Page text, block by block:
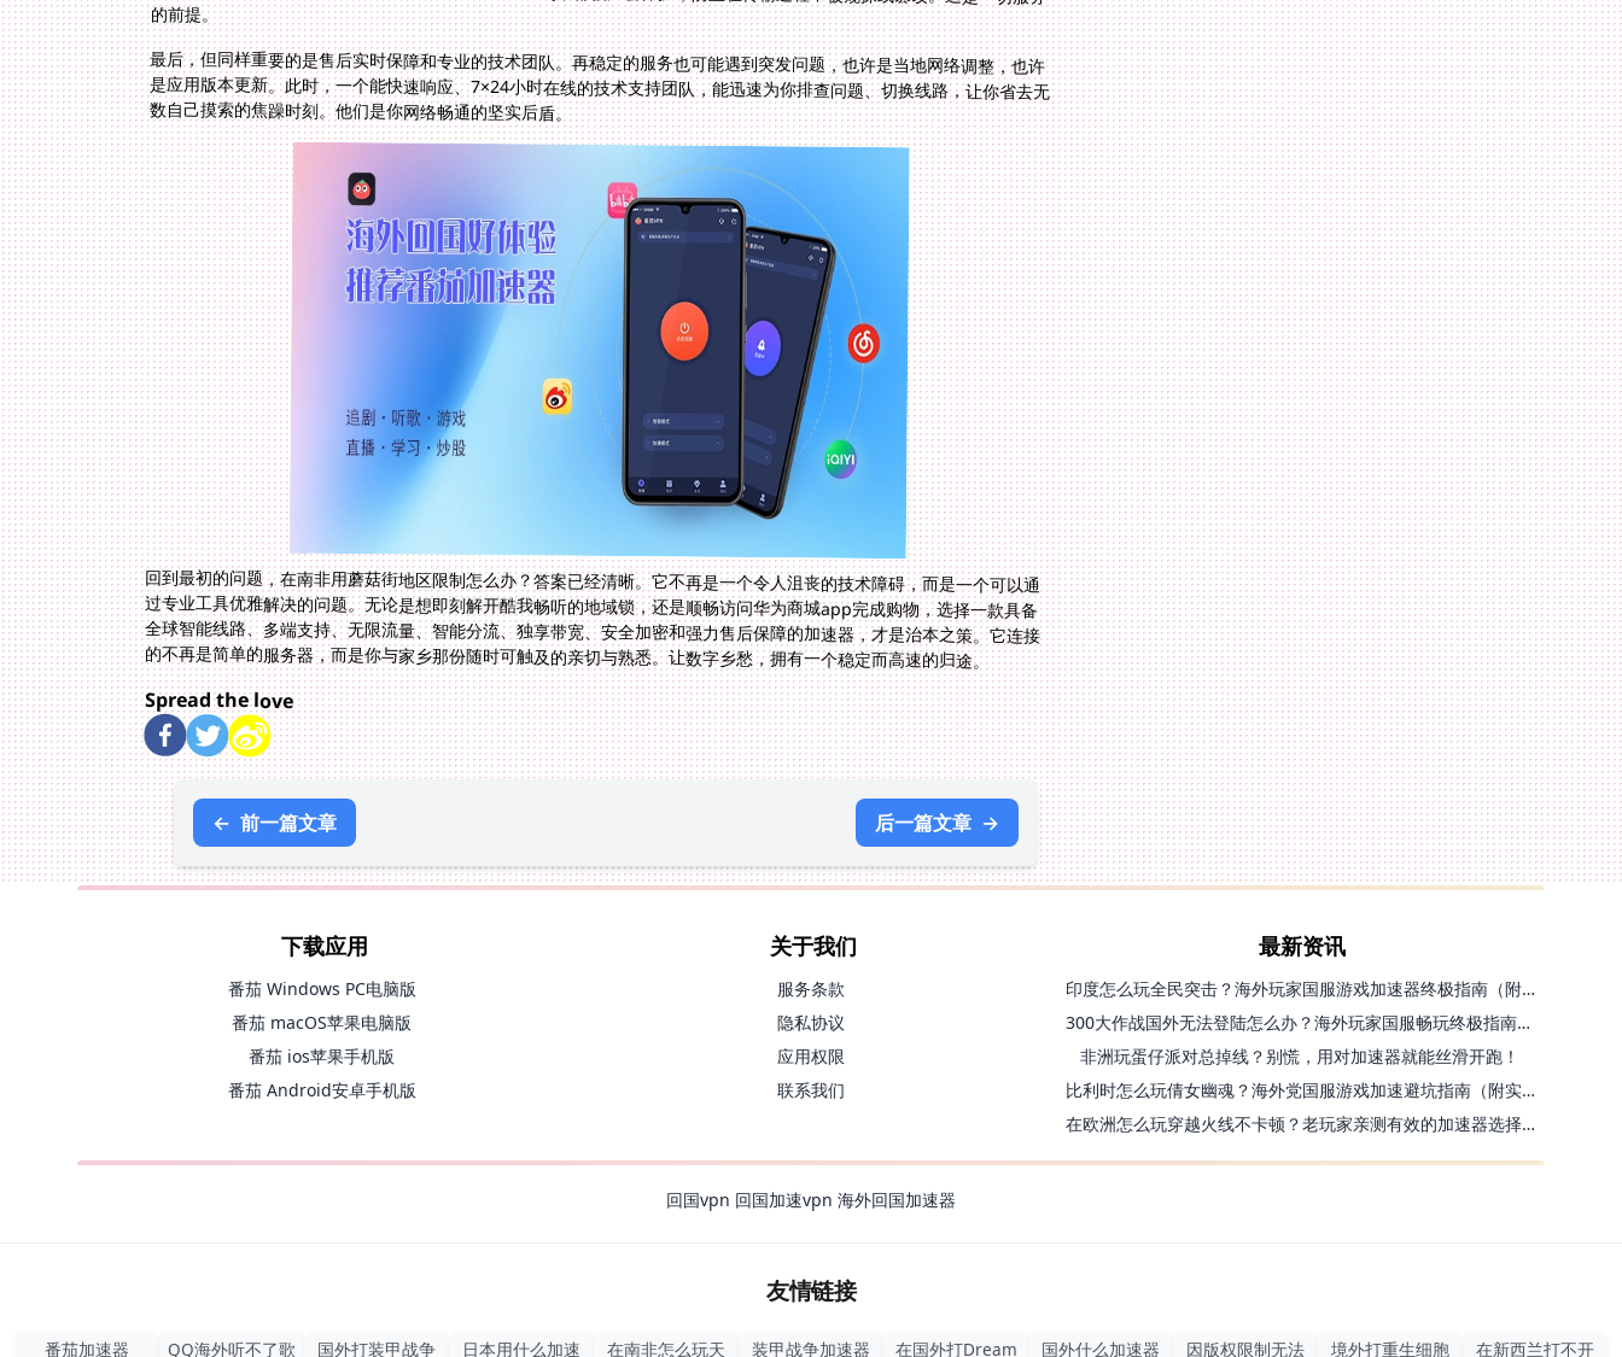
的前提。
最后，但同样重要的是售后实时保障和专业的技术团队。再稳定的服务也可能遇到突发问题，也许是当地网络调整，也许
是应用版本更新。此时，一个能快速响应、7×24小时在线的技术支持团队，能迅速为你排查问题、切换线路，让你省去无
数自己摸索的焦躁时刻。他们是你网络畅通的坚实后盾。
回到最初的问题，在南非用蘑菇街地区限制怎么办？答案已经清晰。它不再是一个令人沮丧的技术障碍，而是一个可以通
过专业工具优雅解决的问题。无论是想即刻解开酷我畅听的地域锁，还是顺畅访问华为商城app完成购物，选择一款具备
全球智能线路、多端支持、无限流量、智能分流、独享带宽、安全加密和强力售后保障的加速器，才是治本之策。它连接
的不再是简单的服务器，而是你与家乡那份随时可触及的亲切与熟悉。让数字乡愁，拥有一个稳定而高速的归途。
Spread the love
← 前一篇文章 后一篇文章 →
下载应用
番茄 Windows PC电脑版
番茄 macOS苹果电脑版
番茄 ios苹果手机版
番茄 Android安卓手机版
关于我们
服务条款
隐私协议
应用权限
联系我们
最新资讯
印度怎么玩全民突击？海外玩家国服游戏加速器终极指南（附原神延迟优化+精灵之境加速器选择）
300大作战国外无法登陆怎么办？海外玩家国服畅玩终极指南（附实测推荐）
非洲玩蛋仔派对总掉线？别慌，用对加速器就能丝滑开跑！
比利时怎么玩倩女幽魂？海外党国服游戏加速避坑指南（附实测推荐）
在欧洲怎么玩穿越火线不卡顿？老玩家亲测有效的加速器选择指南
回国vpn 回国加速vpn 海外回国加速器
友情链接
番茄加速器 QQ海外听不了歌 国外打装甲战争 日本用什么加速 在南非怎么玩天 装甲战争加速器 在国外打Dream 国外什么加速器 因版权限制无法 境外打重生细胞 在新西兰打不开